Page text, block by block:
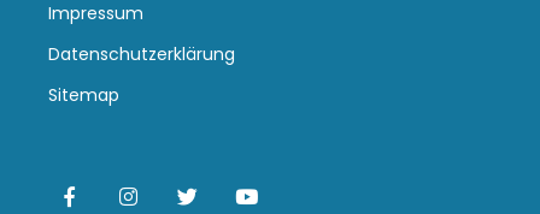
Impressum
Datenschutzerklärung
Sitemap